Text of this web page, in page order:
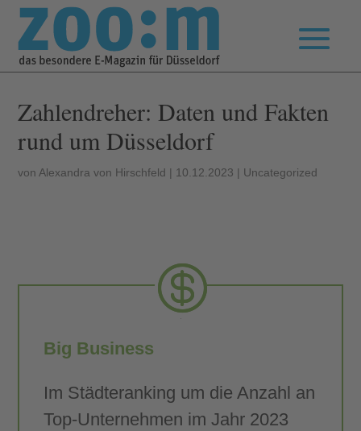
Zahlendreher: Daten und Fakten
rund um Düsseldorf
von Alexandra von Hirschfeld | 10.12.2023 | Uncategorized
Big Business
Im Städteranking um die Anzahl an
Top-Unternehmen im Jahr 2023